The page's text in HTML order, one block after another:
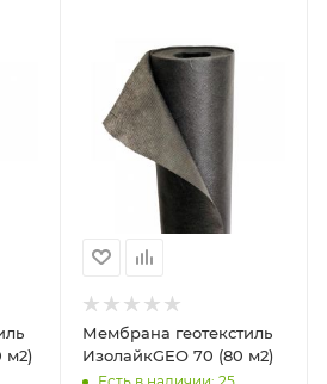
м2)
Мембрана геотекстиль
ИзолайкGEO 70 (80 м2)